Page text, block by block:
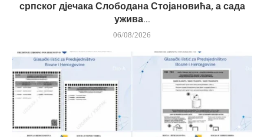
српског дјечака Слободана Стојановића, а сада
ужива...
06/08/2026